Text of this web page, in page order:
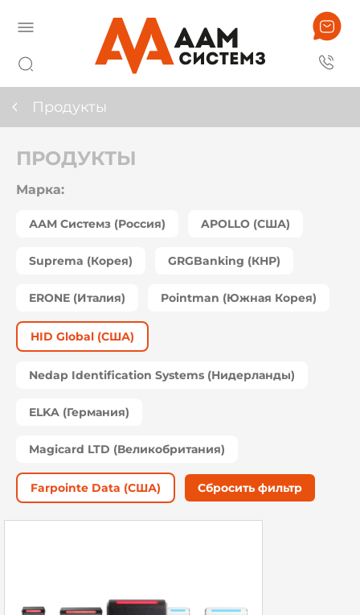
Продукты
ПРОДУКТЫ
Марка:
ААМ Системз (Россия) APOLLO (США)
Suprema (Корея) GRGBanking (КНР)
ERONE (Италия) Pointman (Южная Корея)
HID Global (США)
Nedap Identification Systems (Нидерланды)
ELKA (Германия)
Magicard LTD (Великобритания)
Farpointe Data (США) Сбросить фильтр